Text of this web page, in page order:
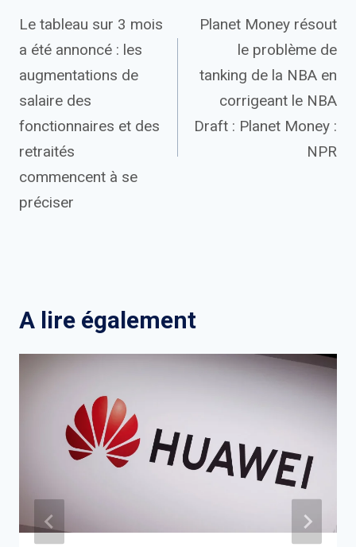
de
l’article
Le tableau sur 3 mois
a été annoncé : les
augmentations de
salaire des
fonctionnaires et des
retraités
commencent à se
préciser
Planet Money résout
le problème de
tanking de la NBA en
corrigeant le NBA
Draft : Planet Money :
NPR
A lire également